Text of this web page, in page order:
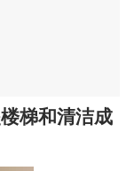
梯和清洁成